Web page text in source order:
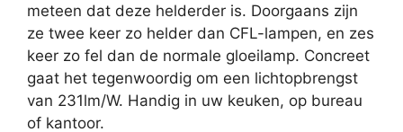
meteen dat deze helderder is. Doorgaans zijn
ze twee keer zo helder dan CFL-lampen, en zes
keer zo fel dan de normale gloeilamp. Concreet
gaat het tegenwoordig om een lichtopbrengst
van 231lm/W. Handig in uw keuken, op bureau
of kantoor.